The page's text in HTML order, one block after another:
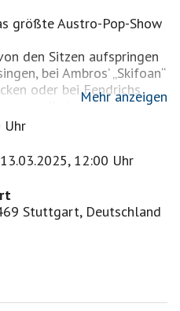
größte Austro-Pop-Show
den Sitzen aufspringen
bei Ambros’ „Skifoan“
oder bei Fendrichs
kennen, dann
der ausverkauften
der größten Austro-
feiert der
Comeback: als
G’fühl“, das dank
und
der Bühne, das 50 Jahre
geschrieben hat. Und
Mehr anzeigen
Uhr
12:00 Uhr
Stuttgart, Deutschland